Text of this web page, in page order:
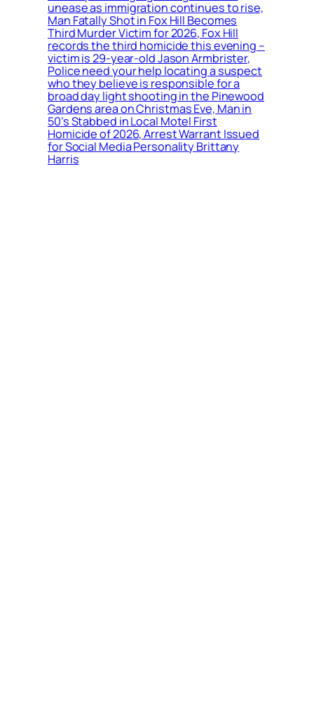
unease as immigration continues to rise,
Man Fatally Shot in Fox Hill Becomes
Third Murder Victim for 2026, Fox Hill
records the third homicide this evening –
victim is 29-year-old Jason Armbrister,
Police need your help locating a suspect
who they believe is responsible for a
broad day light shooting in the Pinewood
Gardens area on Christmas Eve, Man in
50’s Stabbed in Local Motel First
Homicide of 2026, Arrest Warrant Issued
for Social Media Personality Brittany
Harris